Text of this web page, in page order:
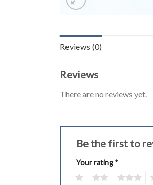
Reviews (0)
Reviews
There are no reviews yet.
Be the first to
Your rating *